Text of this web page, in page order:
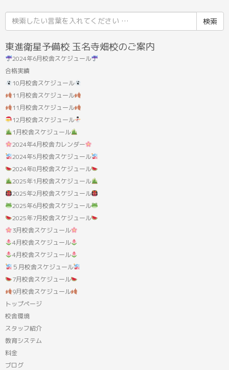
索
結
果:
東進衛星予備校 玉名寺畑校のご案内
2024年6月校舎スケジュール
合格実績
10月校舎スケジュール
11月校舎スケジュール
11月校舎スケジュール
12月校舎スケジュール
1月校舎スケジュール
2024年4月校舎カレンダー
2024年5月校舎スケジュール
2024年8月校舎スケジュール
2025年1月校舎スケジュール
2025年2月校舎スケジュール
2025年6月校舎スケジュール
2025年7月校舎スケジュール
3月校舎スケジュール
4月校舎スケジュール
4月校舎スケジュール
５月校舎スケジュール
7月校舎スケジュール
9月校舎スケジュール
トップページ
校舎環境
スタッフ紹介
教育システム
料金
ブログ